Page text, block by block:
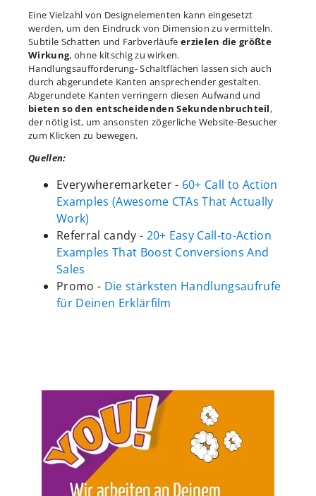
Eine Vielzahl von Designelementen kann eingesetzt
werden, um den Eindruck von Dimension zu vermitteln.
Subtile Schatten und Farbverläufe erzielen die größte
Wirkung, ohne kitschig zu wirken.
Handlungsaufforderung- Schaltflächen lassen sich auch
durch abgerundete Kanten ansprechender gestalten.
Abgerundete Kanten verringern diesen Aufwand und
bieten so den entscheidenden Sekundenbruchteil,
der nötig ist, um ansonsten zögerliche Website-Besucher
zum Klicken zu bewegen.
Quellen:
Everywheremarketer - 60+ Call to Action
Examples (Awesome CTAs That Actually
Work)
Referral candy - 20+ Easy Call-to-Action
Examples That Boost Conversions And
Sales
Promo - Die stärksten Handlungsaufrufe
für Deinen Erklärfilm